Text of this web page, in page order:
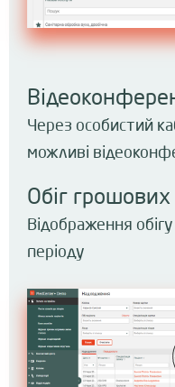
Через особистий
можливі
Обіг грошових
Відображення обігу
періоду